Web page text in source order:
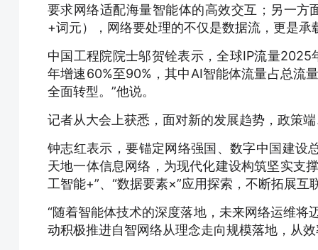
要求网络适配海量智能体的高效交互；另一
+词元），网络要处理的不仅是数据流，更是承
中国工程院院士邬贺铨表示，全球IP流量
年增速60%至90%，其中AI智能体流量占总流
全面转型。”他说。
记者从大会上获悉，面对新的发展趋势，政策
钟志红表示，要锚定网络强国、数字中国建设
天地一体信息网络，为现代化建设构筑坚实支
工智能+”、“数据要素×”应用探索，不断拓展
“随着智能体技术的深度落地，未来网络运维将
动积极推进自智网络从理念走向规模落地，从